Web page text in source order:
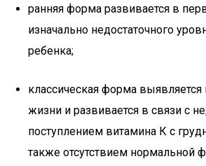
ранняя форма развивается в
изначально недостаточного
ребенка;
классическая форма
жизни и развивается в связи с
поступлением витамина К с
также отсутствием нормальной